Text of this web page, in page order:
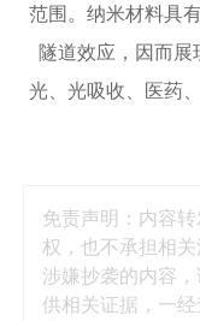
范围。纳米材料具
隧道效应，因而
光、光吸收、医药
免责声明：内容
权，也不承担相
涉嫌抄袭的内容
供相关证据，一